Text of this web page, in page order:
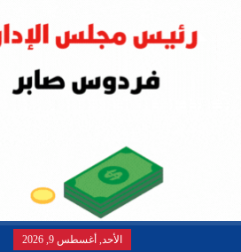
الأحد, أغسطس 9, 2026